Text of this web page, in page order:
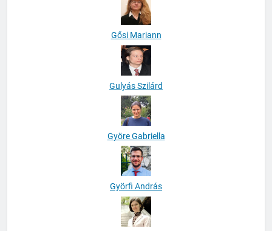
Gősi Mariann
Gulyás Szilárd
Györe Gabriella
Györfi András